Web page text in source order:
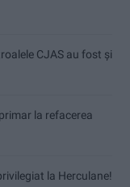
CJAS au fost și
la refacerea
la Herculane!